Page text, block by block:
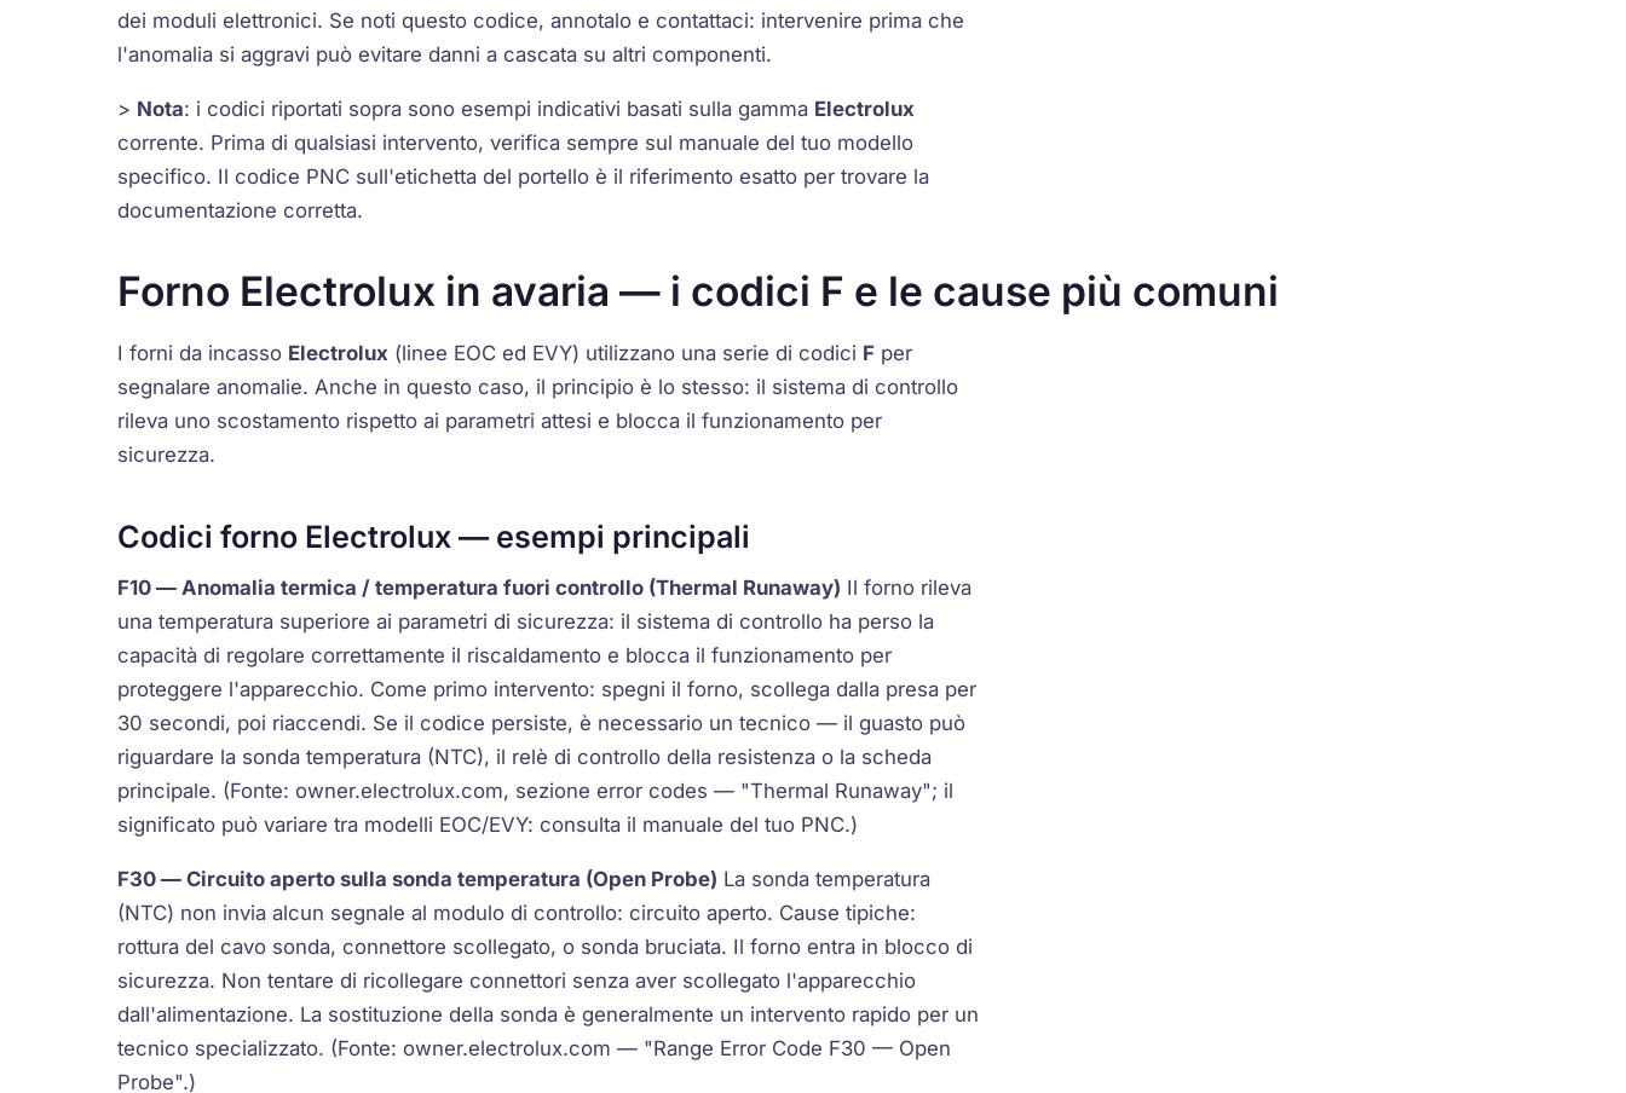
dei moduli elettronici. Se noti questo codice, annotalo e contattaci: intervenire prima che
l'anomalia si aggravi può evitare danni a cascata su altri componenti.
> Nota: i codici riportati sopra sono esempi indicativi basati sulla gamma Electrolux
corrente. Prima di qualsiasi intervento, verifica sempre sul manuale del tuo modello
specifico. Il codice PNC sull'etichetta del portello è il riferimento esatto per trovare la
documentazione corretta.
Forno Electrolux in avaria — i codici F e le cause più comuni
I forni da incasso Electrolux (linee EOC ed EVY) utilizzano una serie di codici F per
segnalare anomalie. Anche in questo caso, il principio è lo stesso: il sistema di controllo
rileva uno scostamento rispetto ai parametri attesi e blocca il funzionamento per
sicurezza.
Codici forno Electrolux — esempi principali
F10 — Anomalia termica / temperatura fuori controllo (Thermal Runaway) Il forno rileva
una temperatura superiore ai parametri di sicurezza: il sistema di controllo ha perso la
capacità di regolare correttamente il riscaldamento e blocca il funzionamento per
proteggere l'apparecchio. Come primo intervento: spegni il forno, scollega dalla presa per
30 secondi, poi riaccendi. Se il codice persiste, è necessario un tecnico — il guasto può
riguardare la sonda temperatura (NTC), il relè di controllo della resistenza o la scheda
principale. (Fonte: owner.electrolux.com, sezione error codes — "Thermal Runaway"; il
significato può variare tra modelli EOC/EVY: consulta il manuale del tuo PNC.)
F30 — Circuito aperto sulla sonda temperatura (Open Probe) La sonda temperatura
(NTC) non invia alcun segnale al modulo di controllo: circuito aperto. Cause tipiche:
rottura del cavo sonda, connettore scollegato, o sonda bruciata. Il forno entra in blocco di
sicurezza. Non tentare di ricollegare connettori senza aver scollegato l'apparecchio
dall'alimentazione. La sostituzione della sonda è generalmente un intervento rapido per un
tecnico specializzato. (Fonte: owner.electrolux.com — "Range Error Code F30 — Open
Probe".)